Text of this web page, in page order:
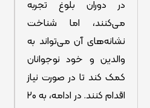
در دوران بلوغ تجربه
می‌کنند، اما شناخت
نشانه‌های آن می‌تواند به
والدین و خود نوجوانان
کمک کند تا در صورت نیاز
اقدام کنند. در ادامه، به ۲۰